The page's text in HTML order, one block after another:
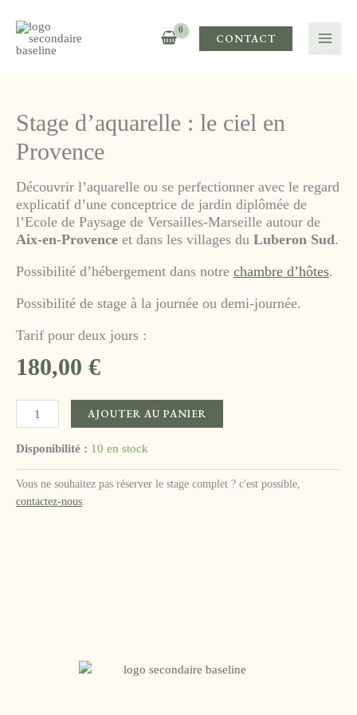
contenu
CONTACT
Stage d’aquarelle : le ciel en
Provence
180,00 €
Disponibilité : 10 en stock
quantité
de
Stage
:
AJOUTER AU PANIER
Vous ne souhaitez pas réserver le stage complet ? c'est possible,
contactez-nous
Découvrir l’aquarelle ou se perfectionner avec le regard
explicatif d’une conceptrice de jardin diplômée de
l’Ecole de Paysage de Versailles-Marseille autour de
Aix-en-Provence et dans les villages du Luberon Sud.
Possibilité d’hébergement dans notre chambre d’hôtes.
Possibilité de stage à la journée ou demi-journée.
Tarif pour deux jours :